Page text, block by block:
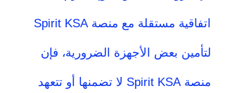
اتفاقية مستقلة مع منصة Spirit KSA
لتأمين بعض الأجهزة الضرورية، فإن
منصة Spirit KSA لا تضمنها أو تتعهد